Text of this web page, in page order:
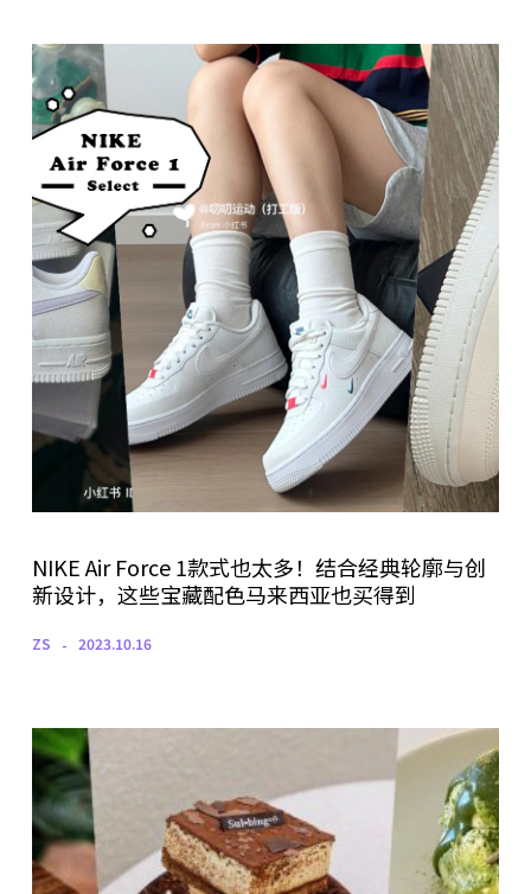
NIKE Air Force 1款式也太多！结合经典轮廓与创
新设计，这些宝藏配色马来西亚也买得到
ZS 2023.10.16